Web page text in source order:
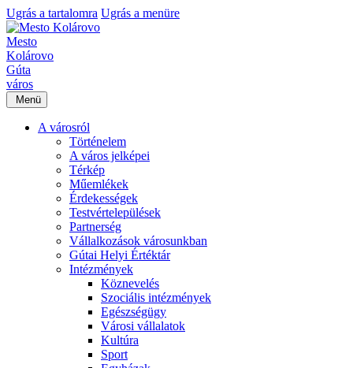
Ugrás a tartalomra Ugrás a menüre
Mesto
Kolárovo
Gúta
város
Menü
A városról
Történelem
A város jelképei
Térkép
Műemlékek
Érdekességek
Testvértelepülések
Partnerség
Vállalkozások városunkban
Gútai Helyi Értéktár
Intézmények
Köznevelés
Szociális intézmények
Egészségügy
Városi vállalatok
Kultúra
Sport